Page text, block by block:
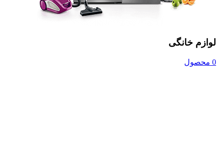
لوازم خانگی
0 محصول